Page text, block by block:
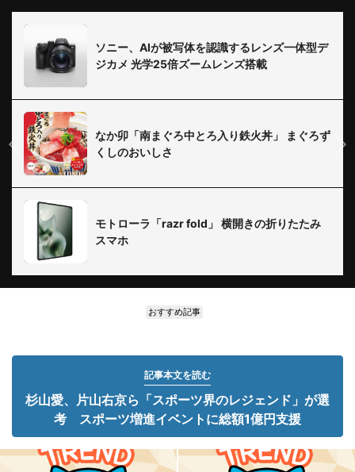
ソニー、AIが被写体を認識するレンズ一体型デ
ジカメ 光学25倍ズームレンズ搭載
なか卯「南まぐろ中とろ入り鉄火丼」 まぐろず
くしのおいしさ
モトローラ「razr fold」 横開きの折りたたみ
スマホ
おすすめ記事
記事本文を読む
杉山愛、片山右京ら「スポーツ界のレジェンド」が選
考 スポーツ増進イベントに総額1億円支援